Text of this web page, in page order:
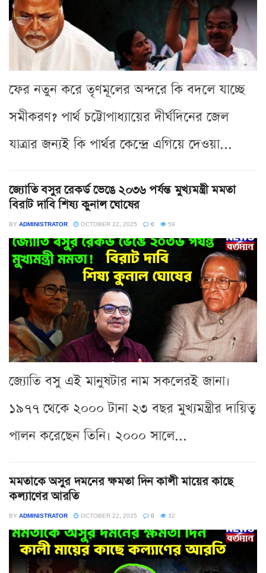
ফের নতুন করে তৃণমূলের অন্দরে কি বদলে যাচ্ছে
সমীকরণ? পার্থ চট্টোপাধ্যায়ের দীর্ঘদিনের জেল
যাত্রার জন্যই কি পার্থর কেন্দ্রে এগিয়ে দেওয়া...
জ্যোতি বসুর রেকর্ড ভেঙে ২০৩৬ পর্যন্ত মুখ্যমন্ত্রী মমতা
বিরাট দাবি শিষ্য কুনাল ঘোষের
BY ADMINISTRATOR OCTOBER 22, 2025 0 59
জ্যোতি বসু এই মানুষটার নাম সকলেরই জানা।
১৯৭৭ থেকে ২০০০ টানা ২৩ বছর মুখ্যমন্ত্রীর দায়িত্ব
পালন করেছেন তিনি। ২০০০ সালে...
মমতাকে অসুর দমনের ক্ষমতা দিন কালী মায়ের কাছে
কল্যাণের আরতি
BY ADMINISTRATOR OCTOBER 22, 2025 0 32